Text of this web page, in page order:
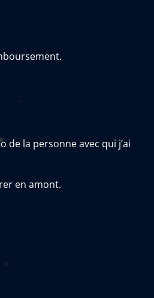
la personne avec qui j’ai
en amont.